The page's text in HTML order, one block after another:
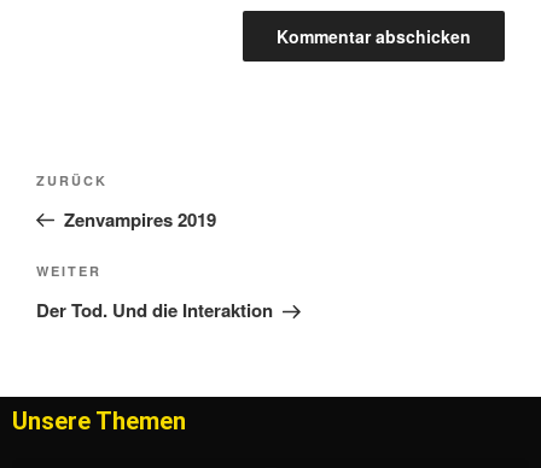
ZURÜCK
Zenvampires 2019
WEITER
Der Tod. Und die Interaktion
Unsere Themen